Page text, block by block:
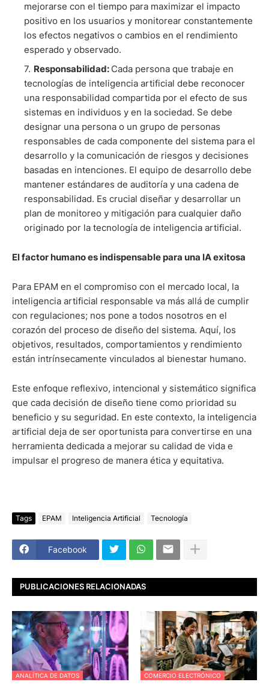
mejorarse con el tiempo para maximizar el impacto
positivo en los usuarios y monitorear constantemente
los efectos negativos o cambios en el rendimiento
esperado y observado.
Responsabilidad: Cada persona que trabaje en
tecnologías de inteligencia artificial debe reconocer
una responsabilidad compartida por el efecto de sus
sistemas en individuos y en la sociedad. Se debe
designar una persona o un grupo de personas
responsables de cada componente del sistema para el
desarrollo y la comunicación de riesgos y decisiones
basadas en intenciones. El equipo de desarrollo debe
mantener estándares de auditoría y una cadena de
responsabilidad. Es crucial diseñar y desarrollar un
plan de monitoreo y mitigación para cualquier daño
originado por la tecnología de inteligencia artificial.
El factor humano es indispensable para una IA exitosa
Para EPAM en el compromiso con el mercado local, la
inteligencia artificial responsable va más allá de cumplir
con regulaciones; nos pone a todos nosotros en el
corazón del proceso de diseño del sistema. Aquí, los
objetivos, resultados, comportamientos y rendimiento
están intrínsecamente vinculados al bienestar humano.
Este enfoque reflexivo, intencional y sistemático significa
que cada decisión de diseño tiene como prioridad su
beneficio y su seguridad. En este contexto, la inteligencia
artificial deja de ser oportunista para convertirse en una
herramienta dedicada a mejorar su calidad de vida e
impulsar el progreso de manera ética y equitativa.
Tags EPAM Inteligencia Artificial Tecnología
Facebook
PUBLICACIONES RELACIONADAS
ANALÍTICA DE DATOS COMERCIO ELECTRÓNICO